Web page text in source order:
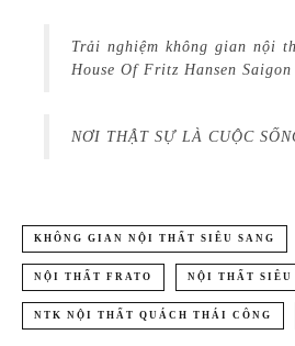
Trải nghiệm không gian nội
House Of Fritz Hansen Saigon
NƠI THẬT SỰ LÀ CUỘC
KHÔNG GIAN NỘI THẤT SIÊU SANG
NỘI THẤT FRATO NỘI THẤT SIÊU
NTK NỘI THẤT QUÁCH THÁI CÔNG